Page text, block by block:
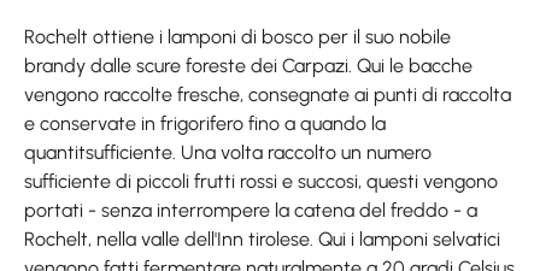
Rochelt ottiene i lamponi di bosco per il suo nobile
brandy dalle scure foreste dei Carpazi. Qui le bacche
vengono raccolte fresche, consegnate ai punti di raccolta
e conservate in frigorifero fino a quando la
quantitsufficiente. Una volta raccolto un numero
sufficiente di piccoli frutti rossi e succosi, questi vengono
portati - senza interrompere la catena del freddo - a
Rochelt, nella valle dell'Inn tirolese. Qui i lamponi selvatici